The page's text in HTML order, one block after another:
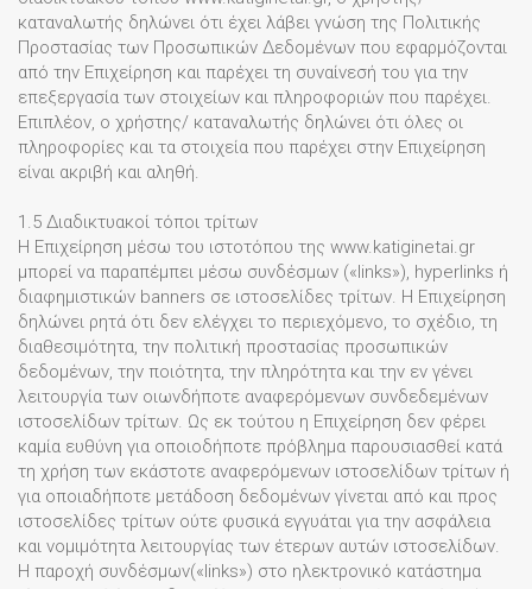
καταναλωτής δηλώνει ότι έχει λάβει γνώση της Πολιτικής
Προστασίας των Προσωπικών Δεδομένων που εφαρμόζονται
από την Επιχείρηση και παρέχει τη συναίνεσή του για την
επεξεργασία των στοιχείων και πληροφοριών που παρέχει.
Επιπλέον, ο χρήστης/ καταναλωτής δηλώνει ότι όλες οι
πληροφορίες και τα στοιχεία που παρέχει στην Επιχείρηση
είναι ακριβή και αληθή.
1.5 Διαδικτυακοί τόποι τρίτων
Η Επιχείρηση μέσω του ιστοτόπου της www.katiginetai.gr
μπορεί να παραπέμπει μέσω συνδέσμων («links»), hyperlinks ή
διαφημιστικών banners σε ιστοσελίδες τρίτων. Η Επιχείρηση
δηλώνει ρητά ότι δεν ελέγχει το περιεχόμενο, το σχέδιο, τη
διαθεσιμότητα, την πολιτική προστασίας προσωπικών
δεδομένων, την ποιότητα, την πληρότητα και την εν γένει
λειτουργία των οιωνδήποτε αναφερόμενων συνδεδεμένων
ιστοσελίδων τρίτων. Ως εκ τούτου η Επιχείρηση δεν φέρει
καμία ευθύνη για οποιοδήποτε πρόβλημα παρουσιασθεί κατά
τη χρήση των εκάστοτε αναφερόμενων ιστοσελίδων τρίτων ή
για οποιαδήποτε μετάδοση δεδομένων γίνεται από και προς
ιστοσελίδες τρίτων ούτε φυσικά εγγυάται για την ασφάλεια
και νομιμότητα λειτουργίας των έτερων αυτών ιστοσελίδων.
Η παροχή συνδέσμων(«links») στο ηλεκτρονικό κατάστημα